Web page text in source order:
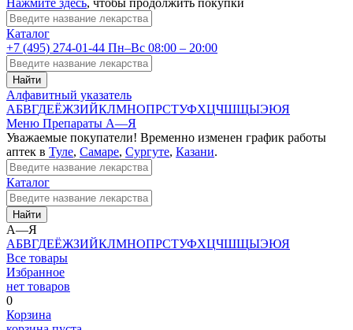
Нажмите здесь, чтобы продолжить покупки
Каталог
+7 (495) 274-01-44 Пн–Вс 08:00 – 20:00
Найти
Алфавитный указатель
АБВГДЕЁЖЗИЙКЛМНОПРСТУФХЦЧШЩЫЭЮЯ
Меню Препараты А—Я
Уважаемые покупатели! Временно изменен график работы
аптек в Туле, Самаре, Сургуте, Казани.
Каталог
Найти
А—Я
АБВГДЕЁЖЗИЙКЛМНОПРСТУФХЦЧШЩЫЭЮЯ
Все товары
Избранное
нет товаров
0
Корзина